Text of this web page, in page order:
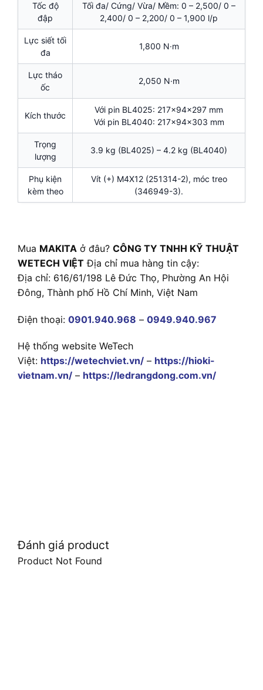
Tốc độ
đập
Tối đa/ Cứng/ Vừa/ Mềm: 0 – 2,500/ 0 –
2,400/ 0 – 2,200/ 0 – 1,900 l/p
Lực siết tối
đa
1,800 N·m
Lực tháo
ốc
2,050 N·m
Kích thước
Với pin BL4025: 217x94x297 mm
Với pin BL4040: 217x94x303 mm
Trọng
lượng
3.9 kg (BL4025) – 4.2 kg (BL4040)
Phụ kiện
kèm theo
Vít (+) M4X12 (251314-2), móc treo
(346949-3).
Mua MAKITA ở đâu? CÔNG TY TNHH KỸ THUẬT
WETECH VIỆT Địa chỉ mua hàng tin cậy:
Địa chỉ: 616/61/198 Lê Đức Thọ, Phường An Hội
Đông, Thành phố Hồ Chí Minh, Việt Nam
Điện thoại: 0901.940.968 – 0949.940.967
Hệ thống website WeTech
Việt: https://wetechviet.vn/ – https://hioki-
vietnam.vn/ – https://ledrangdong.com.vn/
Đánh giá product
Product Not Found